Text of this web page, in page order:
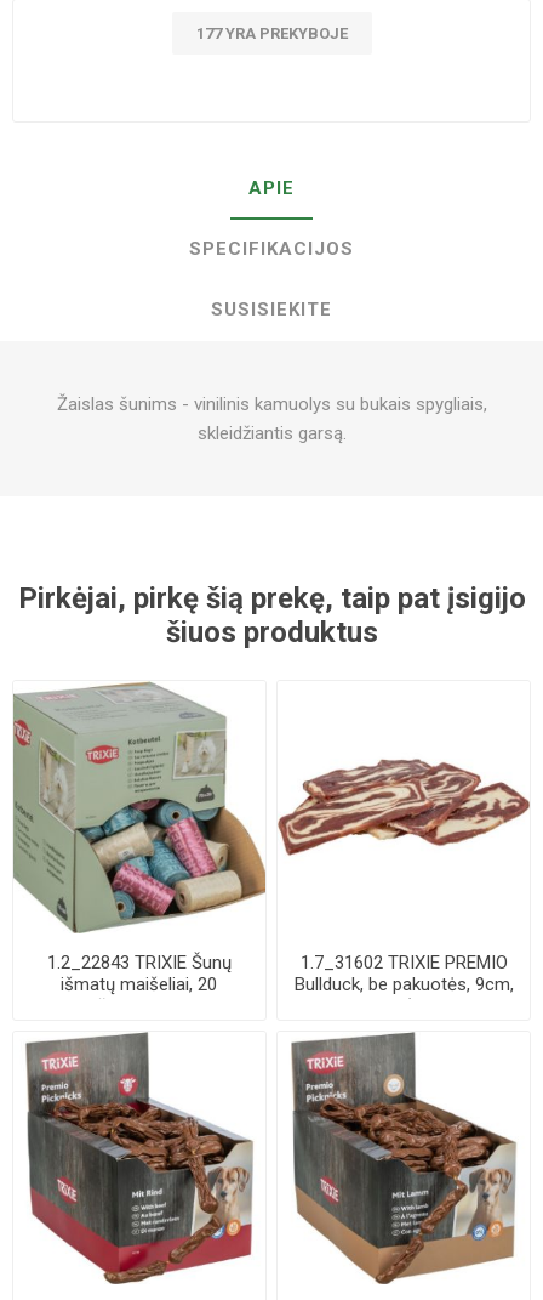
177 YRA PREKYBOJE
APIE
SPECIFIKACIJOS
SUSISIEKITE
Žaislas šunims - vinilinis kamuolys su bukais spygliais,
skleidžiantis garsą.
Pirkėjai, pirkę šią prekę, taip pat įsigijo
šiuos produktus
1.2_22843 TRIXIE Šunų
išmatų maišeliai, 20
maišelių-rulone, ...
1.7_31602 TRIXIE PREMIO
Bullduck, be pakuotės, 9cm,
11 g (pa...